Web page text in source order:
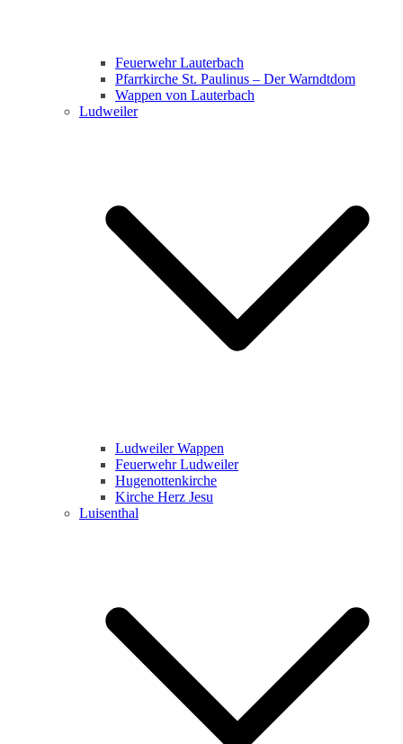
Feuerwehr Lauterbach
Pfarrkirche St. Paulinus – Der Warndtdom
Wappen von Lauterbach
Ludweiler
Ludweiler Wappen
Feuerwehr Ludweiler
Hugenottenkirche
Kirche Herz Jesu
Luisenthal